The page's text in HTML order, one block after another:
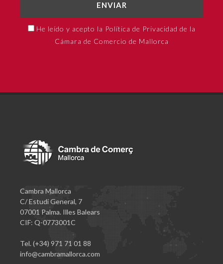
ENVIAR
He leído y acepto la Política de Privacidad de la
Cámara de Comercio de Mallorca
Cambra Mallorca
C/ Estudi General, 7
07001 Palma. Illes Balears
CIF: Q-0773001C
Tel. (+34) 971 71 01 88
info@cambramallorca.com